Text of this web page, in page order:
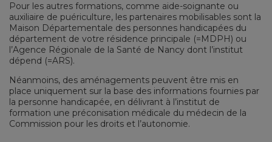
Pour les autres formations, comme aide-soignante ou
auxiliaire de puériculture, les partenaires mobilisables sont la
Maison Départementale des personnes handicapées du
département de votre résidence principale (=MDPH) ou
l’Agence Régionale de la Santé de Nancy dont l’institut
dépend (=ARS).
Néanmoins, des aménagements peuvent être mis en
place uniquement sur la base des informations fournies par
la personne handicapée, en délivrant à l’institut de
formation une préconisation médicale du médecin de la
Commission pour les droits et l’autonomie.